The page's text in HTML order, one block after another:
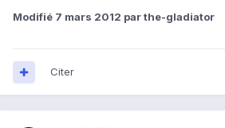
Modifié 7 mars 2012 par the-gladiator
Citer